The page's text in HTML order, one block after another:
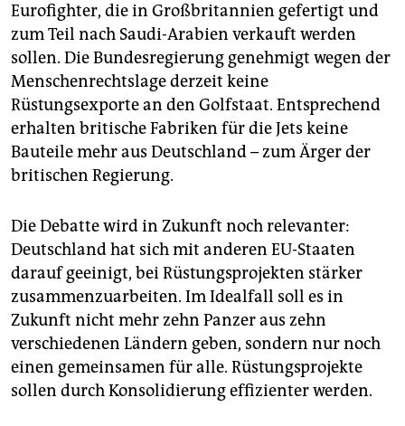
Eurofighter, die in Großbritannien gefertigt und
zum Teil nach Saudi-Arabien verkauft werden
sollen. Die Bundesregierung genehmigt wegen der
Menschenrechtslage derzeit keine
Rüstungsexporte an den Golfstaat. Entsprechend
erhalten britische Fabriken für die Jets keine
Bauteile mehr aus Deutschland – zum Ärger der
britischen Regierung.
Die Debatte wird in Zukunft noch relevanter:
Deutschland hat sich mit anderen EU-Staaten
darauf geeinigt, bei Rüstungsprojekten stärker
zusammenzuarbeiten. Im Idealfall soll es in
Zukunft nicht mehr zehn Panzer aus zehn
verschiedenen Ländern geben, sondern nur noch
einen gemeinsamen für alle. Rüstungsprojekte
sollen durch Konsolidierung effizienter werden.